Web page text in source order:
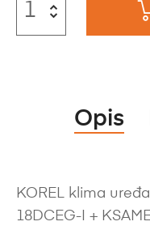
Opis
KOREL klima
18DCEG-I +